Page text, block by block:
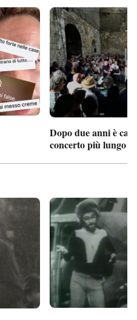
Dopo due anni è
concerto più lungo